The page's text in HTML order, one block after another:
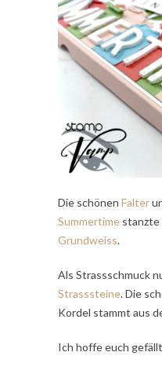
Die schönen Falter
Summertime stanzte
Grundweiss.
Als Strassschmuck
Strasssteine. Die
Kordel stammt aus
Ich hoffe euch